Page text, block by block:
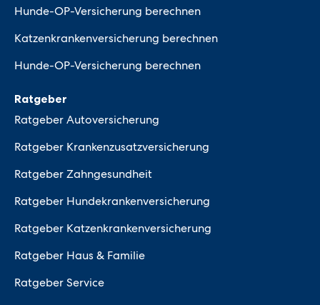
Hunde-OP-Versicherung berechnen
Katzenkrankenversicherung berechnen
Hunde-OP-Versicherung berechnen
Ratgeber
Ratgeber Autoversicherung
Ratgeber Krankenzusatzversicherung
Ratgeber Zahngesundheit
Ratgeber Hundekrankenversicherung
Ratgeber Katzenkrankenversicherung
Ratgeber Haus & Familie
Ratgeber Service